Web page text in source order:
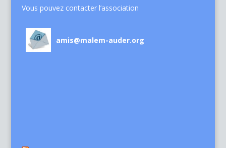
Vous pouvez contacter l’association
amis@malem-auder.org